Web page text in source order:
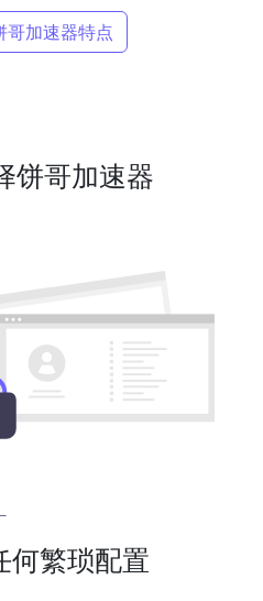
哥加速器特点
饼哥加速器
何繁琐配置